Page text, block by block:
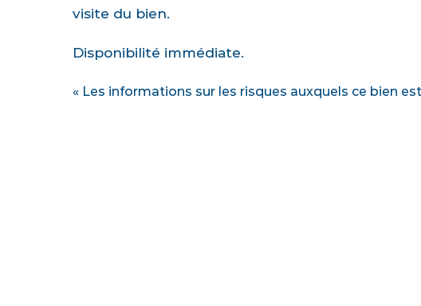
visite du bien.
Disponibilité immédiate.
« Les informations sur les risques auxquels ce bien